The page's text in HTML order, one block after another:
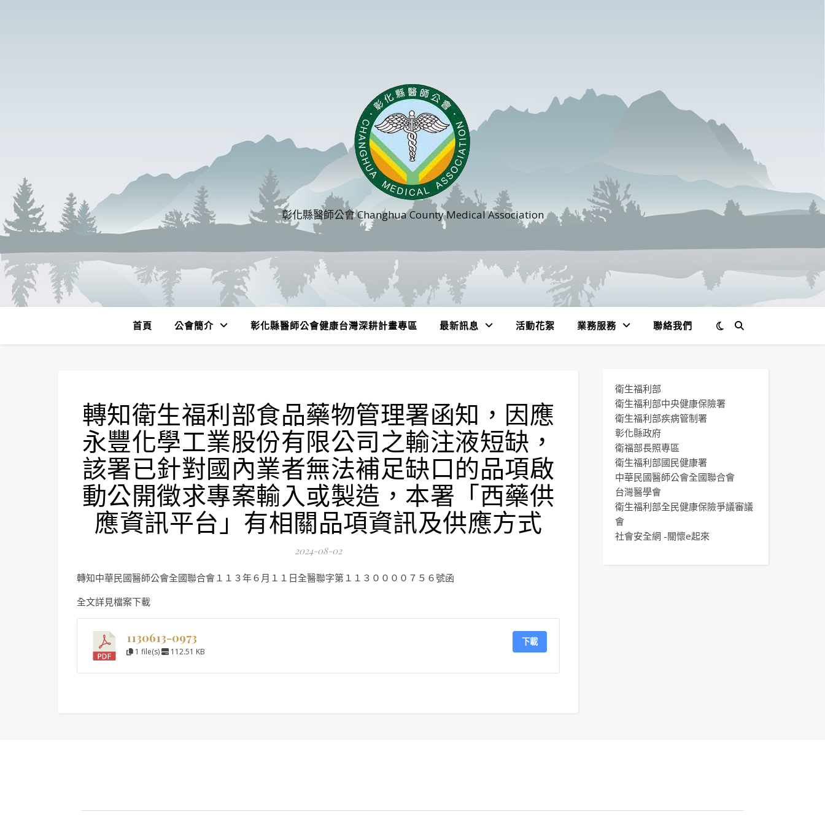
彰化縣醫師公會 Changhua County Medical Association
首頁 公會簡介 彰化縣醫師公會健康台灣深耕計畫專區 最新訊息 活動花絮 業務服務 聯絡我們
轉知衛生福利部食品藥物管理署函知，因應
永豐化學工業股份有限公司之輸注液短缺，
該署已針對國內業者無法補足缺口的品項啟
動公開徵求專案輸入或製造，本署「西藥供
應資訊平台」有相關品項資訊及供應方式
2024-08-02
轉知中華民國醫師公會全國聯合會１１３年６月１１日全醫聯字第１１３００００７５６號函
全文詳見檔案下載
1130613-0973
1 file(s) 112.51 KB
下載
衛生福利部
衛生福利部中央健康保險署
衛生福利部疾病管制署
彰化縣政府
衛福部長照專區
衛生福利部國民健康署
中華民國醫師公會全國聯合會
台灣醫學會
衛生福利部全民健康保險爭議審議
會
社會安全網 -關懷e起來